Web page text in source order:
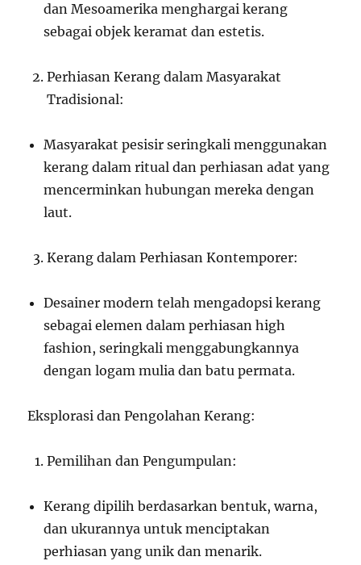
dan Mesoamerika menghargai kerang
sebagai objek keramat dan estetis.
Perhiasan Kerang dalam Masyarakat
Tradisional:
Masyarakat pesisir seringkali menggunakan
kerang dalam ritual dan perhiasan adat yang
mencerminkan hubungan mereka dengan
laut.
Kerang dalam Perhiasan Kontemporer:
Desainer modern telah mengadopsi kerang
sebagai elemen dalam perhiasan high
fashion, seringkali menggabungkannya
dengan logam mulia dan batu permata.
Eksplorasi dan Pengolahan Kerang:
Pemilihan dan Pengumpulan:
Kerang dipilih berdasarkan bentuk, warna,
dan ukurannya untuk menciptakan
perhiasan yang unik dan menarik.